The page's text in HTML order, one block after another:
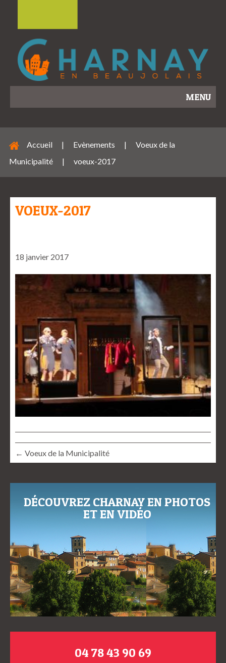
MENU
Accueil | Evènements |
Voeux de la
Municipalité
| voeux-2017
VOEUX-2017
18 janvier 2017
← Voeux de la Municipalité
DÉCOUVREZ CHARNAY EN PHOTOS
ET EN VIDÉO
04 78 43 90 69